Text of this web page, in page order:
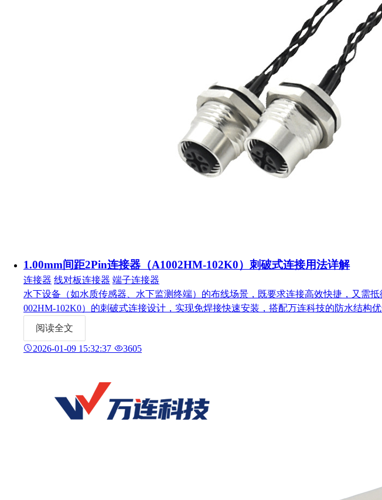
1.00mm间距2Pin连接器（A1002HM-102K0）刺破式连接用法详解
连接器 线对板连接器 端子连接器
水下设备（如水质传感器、水下监测终端）的布线场景，既要求连接高效快捷，又需
002HM-102K0）的刺破式连接设计，实现免焊接快速安装，搭配万连科技的防水结构
m间距接头使用方法，帮你兼顾安装效率与连接稳定性。
阅读全文
2026-01-09 15:32:37 3605